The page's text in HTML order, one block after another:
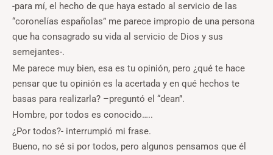
-para mí, el hecho de que haya estado al servicio de las
“coronelías españolas” me parece impropio de una persona
que ha consagrado su vida al servicio de Dios y sus
semejantes-.
Me parece muy bien, esa es tu opinión, pero ¿qué te hace
pensar que tu opinión es la acertada y en qué hechos te
basas para realizarla? –preguntó el “dean”.
Hombre, por todos es conocido…..
¿Por todos?- interrumpió mi frase.
Bueno, no sé si por todos, pero algunos pensamos que él